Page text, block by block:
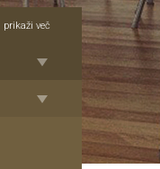
prikaži več